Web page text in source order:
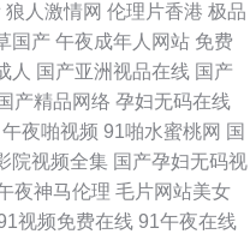
狼人激情网 伦理片香港 极品
国产 午夜成年人网站 免费
人 国产亚洲视品在线 国产
产精品网络 孕妇无码在线
午夜啪视频 91啪水蜜桃网 国
院视频全集 国产孕妇无码视
夜神马伦理 毛片网站美女
视频免费在线 91午夜在线